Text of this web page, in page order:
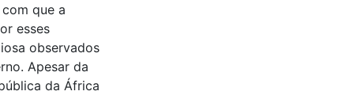
que a
esses
observados
Apesar da
da África